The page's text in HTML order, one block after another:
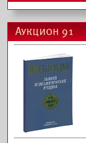
Аукцион 91